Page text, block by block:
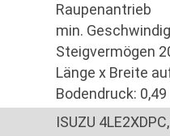
Raupenantrieb
min.
Steigvermögen
Länge x Breite
Bodendruck:
ISUZU